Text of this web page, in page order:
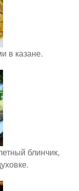
в казане.
блинчик,